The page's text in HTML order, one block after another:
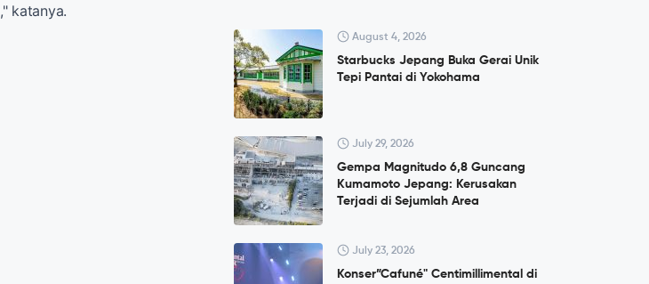
," katanya.
August 4, 2026
Starbucks Jepang Buka Gerai Unik
Tepi Pantai di Yokohama
July 29, 2026
Gempa Magnitudo 6,8 Guncang
Kumamoto Jepang: Kerusakan
Terjadi di Sejumlah Area
July 23, 2026
Konser”Cafuné" Centimillimental di